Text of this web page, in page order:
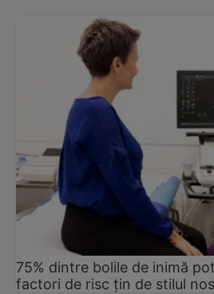
75% dintre bolile de inimă
factori de risc țin de stilul